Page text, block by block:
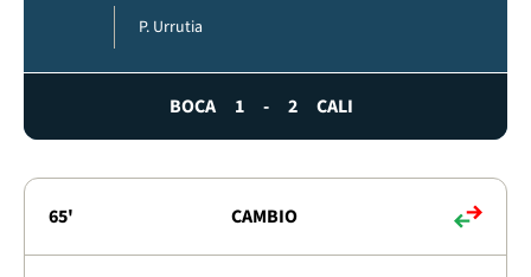
P. Urrutia
BOCA 1 - 2 CALI
65' CAMBIO